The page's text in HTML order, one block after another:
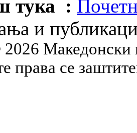
тука :
и
Македонски
се